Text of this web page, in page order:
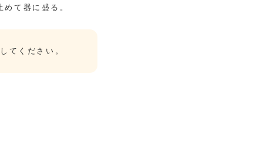
て器に盛る。
てください。